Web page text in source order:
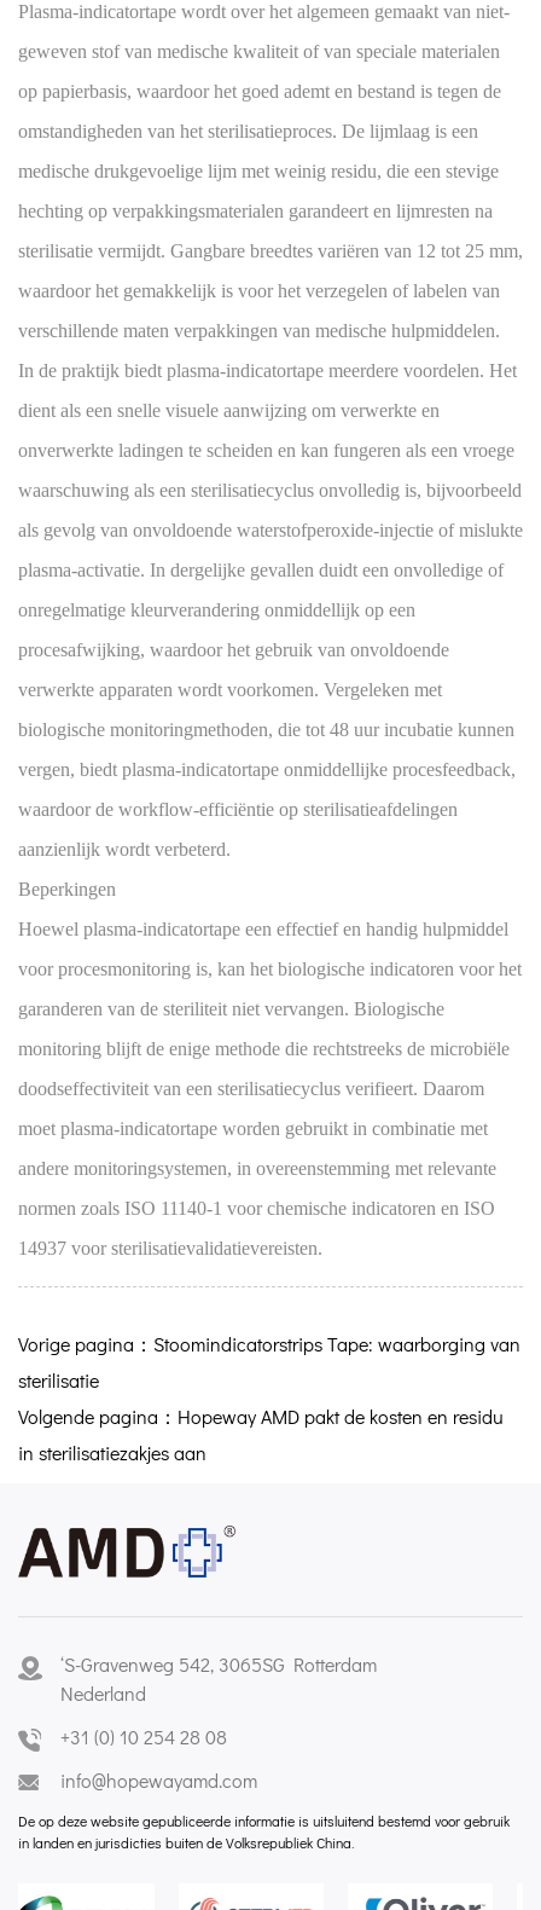
Plasma-indicatortape wordt over het algemeen gemaakt van niet-
geweven stof van medische kwaliteit of van speciale materialen
op papierbasis, waardoor het goed ademt en bestand is tegen de
omstandigheden van het sterilisatieproces. De lijmlaag is een
medische drukgevoelige lijm met weinig residu, die een stevige
hechting op verpakkingsmaterialen garandeert en lijmresten na
sterilisatie vermijdt. Gangbare breedtes variëren van 12 tot 25 mm,
waardoor het gemakkelijk is voor het verzegelen of labelen van
verschillende maten verpakkingen van medische hulpmiddelen.
In de praktijk biedt plasma-indicatortape meerdere voordelen. Het
dient als een snelle visuele aanwijzing om verwerkte en
onverwerkte ladingen te scheiden en kan fungeren als een vroege
waarschuwing als een sterilisatiecyclus onvolledig is, bijvoorbeeld
als gevolg van onvoldoende waterstofperoxide-injectie of mislukte
plasma-activatie. In dergelijke gevallen duidt een onvolledige of
onregelmatige kleurverandering onmiddellijk op een
procesafwijking, waardoor het gebruik van onvoldoende
verwerkte apparaten wordt voorkomen. Vergeleken met
biologische monitoringmethoden, die tot 48 uur incubatie kunnen
vergen, biedt plasma-indicatortape onmiddellijke procesfeedback,
waardoor de workflow-efficiëntie op sterilisatieafdelingen
aanzienlijk wordt verbeterd.
Beperkingen
Hoewel plasma-indicatortape een effectief en handig hulpmiddel
voor procesmonitoring is, kan het biologische indicatoren voor het
garanderen van de steriliteit niet vervangen. Biologische
monitoring blijft de enige methode die rechtstreeks de microbiële
doodseffectiviteit van een sterilisatiecyclus verifieert. Daarom
moet plasma-indicatortape worden gebruikt in combinatie met
andere monitoringsystemen, in overeenstemming met relevante
normen zoals ISO 11140-1 voor chemische indicatoren en ISO
14937 voor sterilisatievalidatievereisten.
Vorige pagina：Stoomindicatorstrips Tape: waarborging van
sterilisatie
Volgende pagina：Hopeway AMD pakt de kosten en residu
in sterilisatiezakjes aan
‘S-Gravenweg 542, 3065SG Rotterdam
Nederland
+31 (0) 10 254 28 08
info@hopewayamd.com
De op deze website gepubliceerde informatie is uitsluitend bestemd voor gebruik
in landen en jurisdicties buiten de Volksrepubliek China.